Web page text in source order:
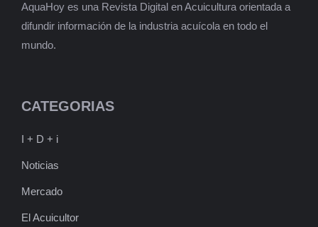
AquaHoy es una Revista Digital en Acuicultura orientada a
difundir información de la industria acuícola en todo el
mundo.
CATEGORIAS
I + D + i
Noticias
Mercado
El Acuicultor